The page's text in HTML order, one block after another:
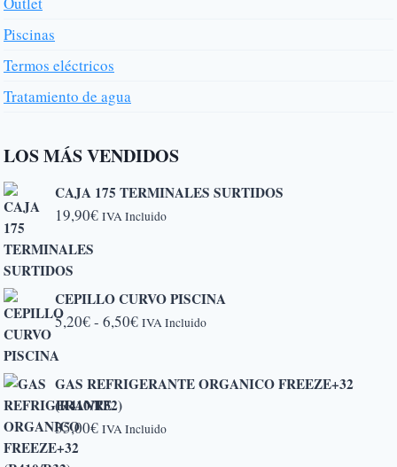
Piscinas
Termos eléctricos
Tratamiento de agua
LOS MÁS VENDIDOS
CAJA 175 TERMINALES SURTIDOS
19,90€ IVA Incluido
CEPILLO CURVO PISCINA
5,20€- 6,50€Rango
desde
hasta
IVA Incluido
GAS REFRIGERANTE ORGANICO FREEZE+32
(R410/R32)
35,00€ IVA Incluido